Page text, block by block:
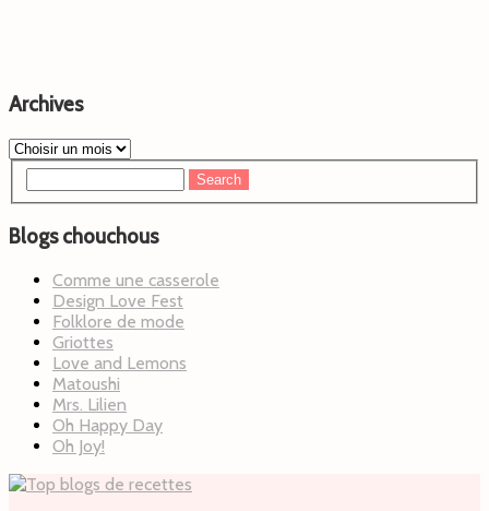
Archives
Blogs chouchous
Comme une casserole
Design Love Fest
Folklore de mode
Griottes
Love and Lemons
Matoushi
Mrs. Lilien
Oh Happy Day
Oh Joy!